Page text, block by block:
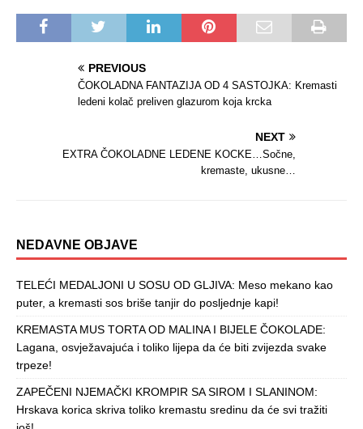
PREVIOUS
ČOKOLADNA FANTAZIJA OD 4 SASTOJKA: Kremasti
ledeni kolač preliven glazurom koja krcka
NEXT
EXTRA ČOKOLADNE LEDENE KOCKE…Sočne,
kremaste, ukusne…
NEDAVNE OBJAVE
TELEĆI MEDALJONI U SOSU OD GLJIVA: Meso mekano kao
puter, a kremasti sos briše tanjir do posljednje kapi!
KREMASTA MUS TORTA OD MALINA I BIJELE ČOKOLADE:
Lagana, osvježavajuća i toliko lijepa da će biti zvijezda svake
trpeze!
ZAPEČENI NJEMAČKI KROMPIR SA SIROM I SLANINOM:
Hrskava korica skriva toliko kremastu sredinu da će svi tražiti